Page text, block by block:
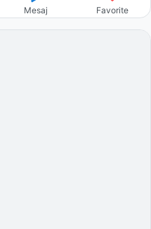
Mesaj Favorite